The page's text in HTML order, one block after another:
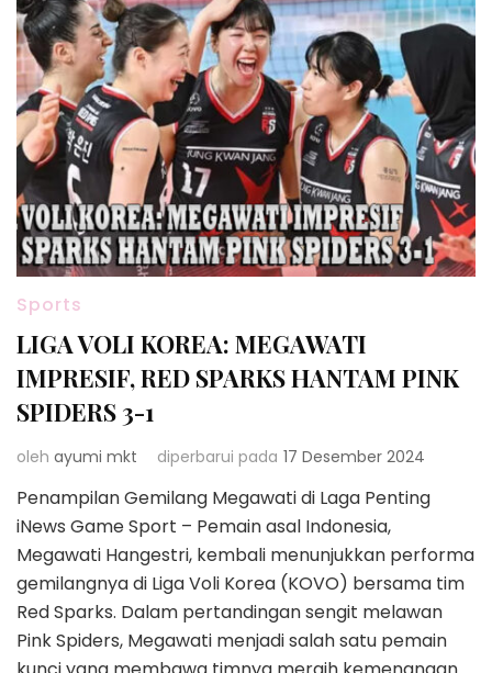
Sports
LIGA VOLI KOREA: MEGAWATI
IMPRESIF, RED SPARKS HANTAM PINK
SPIDERS 3-1
oleh ayumi mkt diperbarui pada 17 Desember 2024
Penampilan Gemilang Megawati di Laga Penting
iNews Game Sport – Pemain asal Indonesia,
Megawati Hangestri, kembali menunjukkan performa
gemilangnya di Liga Voli Korea (KOVO) bersama tim
Red Sparks. Dalam pertandingan sengit melawan
Pink Spiders, Megawati menjadi salah satu pemain